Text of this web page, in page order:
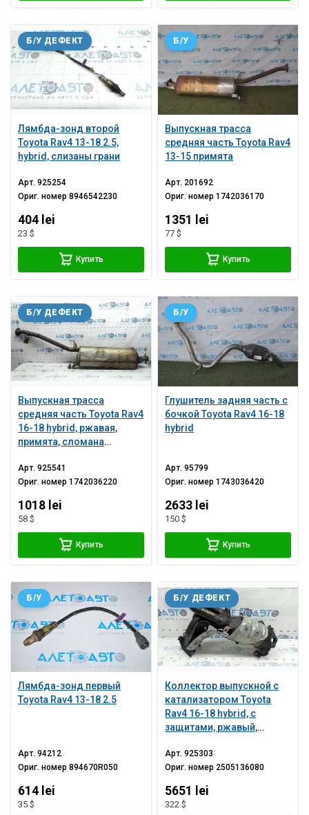
Лямбда-зонд второй
Toyota Rav4 13-18 2.5,
hybrid, слизаны грани
Б/У ДЕФЕКТ
Арт.925254
Ориг. номер8946542230
404 lei
23 $
Купить
Выпускная трасса
средняя часть Toyota Rav4
13-15 примята
Б/У
Арт. 201692
Ориг. номер1742036170
1351 lei
77 $
Купить
Выпускная трасса
средняя часть Toyota Rav4
16-18 hybrid, ржавая,
примята, сломана
Б/У ДЕФЕКТ
Арт.925541
Ориг. номер1742036220
1018 lei
58 $
Купить
Глушитель задняя часть с
бочкой Toyota Rav4 16-18
hybrid
Б/У
Арт.95799
Ориг. номер1743036420
2633 lei
150 $
Купить
Лямбда-зонд первый
Toyota Rav4 13-18 2.5
Б/У
Арт.94212
Ориг. номер894670R050
614 lei
35 $
Коллектор выпускной с
катализатором Toyota
Rav4 16-18 hybrid, с
защитами, ржавый,
Б/У ДЕФЕКТ
Арт.925303
Ориг. номер 2505136080
5651 lei
322 $